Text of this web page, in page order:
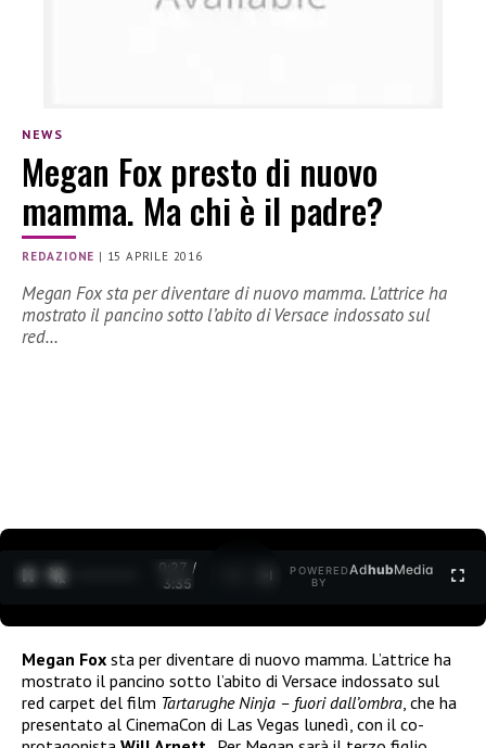
NEWS
Megan Fox presto di nuovo
mamma. Ma chi è il padre?
REDAZIONE | 15 APRILE 2016
Megan Fox sta per diventare di nuovo mamma. L’attrice ha
mostrato il pancino sotto l’abito di Versace indossato sul
red…
0:28 /
3:35
POWERED
BY
AdhubMedia
Megan Fox sta per diventare di nuovo mamma. L’attrice ha
mostrato il pancino sotto l’abito di Versace indossato sul
red carpet del film Tartarughe Ninja – fuori dall’ombra , che ha
presentato al CinemaCon di Las Vegas lunedì, con il co-